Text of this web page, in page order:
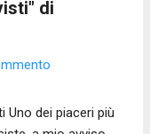
di
Uno dei piaceri più